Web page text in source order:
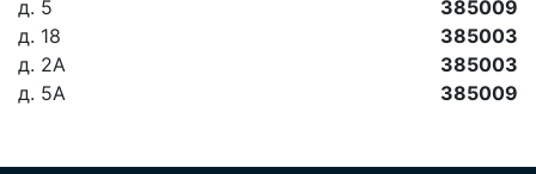
д. 5
385009
д. 18
385003
д. 2А
385003
д. 5А
385009